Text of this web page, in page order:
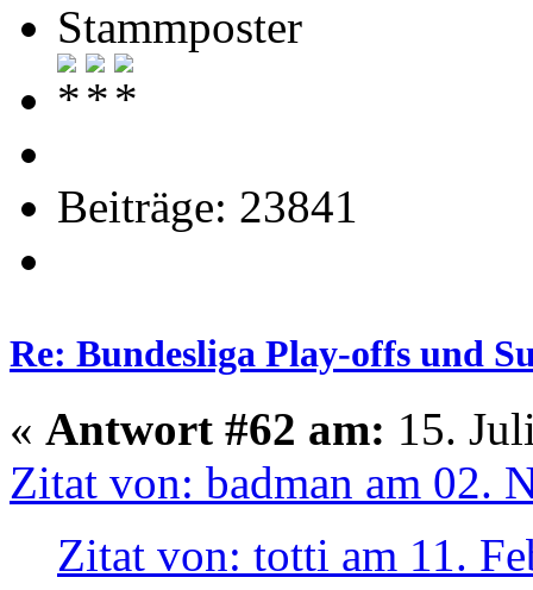
Stammposter
Beiträge: 23841
Re: Bundesliga Play-offs und
« Antwort #62 am: 15.
Zitat von: badman am 02.
Zitat von: totti am 11.